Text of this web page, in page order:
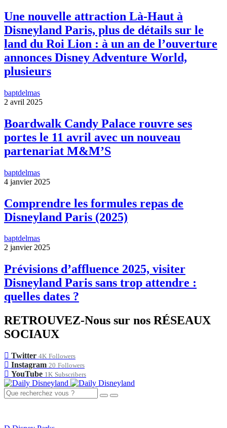
Une nouvelle attraction Là-Haut à
Disneyland Paris, plus de détails sur le
land du Roi Lion : à un an de l’ouverture
annonces Disney Adventure World,
plusieurs
baptdelmas
2 avril 2025
Boardwalk Candy Palace rouvre ses
portes le 11 avril avec un nouveau
partenariat M&M’S
baptdelmas
4 janvier 2025
Comprendre les formules repas de
Disneyland Paris (2025)
baptdelmas
2 janvier 2025
Prévisions d’affluence 2025, visiter
Disneyland Paris sans trop attendre :
quelles dates ?
RETROUVEZ-Nous sur nos RÉSEAUX
SOCIAUX
Twitter 4K Followers
Instagram 20 Followers
YouTube 1K Subscribers